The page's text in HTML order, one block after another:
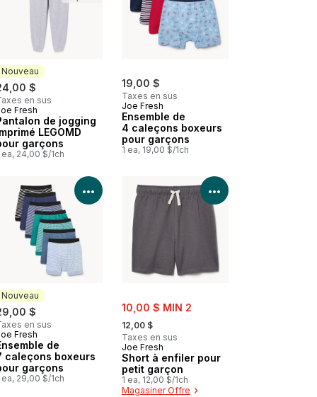
Nouveau
$
en sus
Fresh
de jogging
LEGOMD
garçons
ea, 24,00 $/1ch
19,00 $
Taxes en sus
Joe Fresh
Ensemble de
4 caleçons boxeurs
pour garçons
1 ea, 19,00 $/1ch
détails du produit
Nouveau
$
en sus
Fresh
de
caleçons boxeurs
garçons
ea, 29,00 $/1ch
Voir les détails du produit
sale:
10,00 $ MIN 2
, formerly:
12,00 $
Taxes en sus
Joe Fresh
Short à enfiler pour
petit garçon
1 ea, 12,00 $/1ch
Magasiner Offre
Voir les détails